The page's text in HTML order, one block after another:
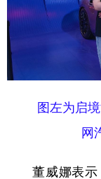
地方频道
图左为启
网
董威娜表